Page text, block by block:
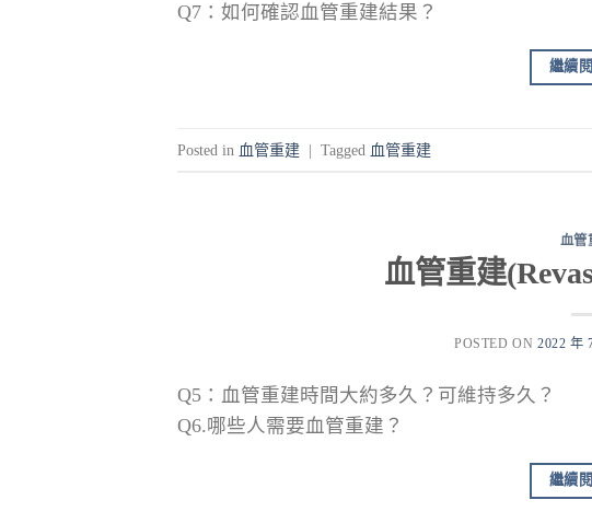
Q7：如何確認血管重建結果？
繼續
Posted in 血管重建 | Tagged 血管重建
血管
血管重建
POSTED ON2022 年
Q5：血管重建時間大約多久？可維持多久？
Q6.哪些人需要血管重建？
繼續